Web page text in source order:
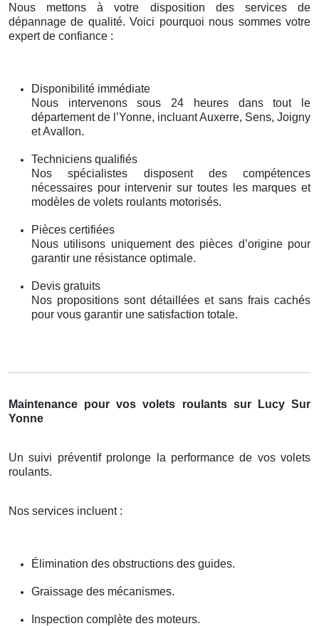
Nous mettons à votre disposition des services de
dépannage de qualité. Voici pourquoi nous sommes votre
expert de confiance :
Disponibilité immédiate
Nous intervenons sous 24 heures dans tout le
département de l’Yonne, incluant Auxerre, Sens, Joigny
et Avallon.
Techniciens qualifiés
Nos spécialistes disposent des compétences
nécessaires pour intervenir sur toutes les marques et
modèles de volets roulants motorisés.
Pièces certifiées
Nous utilisons uniquement des pièces d’origine pour
garantir une résistance optimale.
Devis gratuits
Nos propositions sont détaillées et sans frais cachés
pour vous garantir une satisfaction totale.
Maintenance pour vos volets roulants sur Lucy Sur
Yonne
Un suivi préventif prolonge la performance de vos volets
roulants.
Nos services incluent :
Élimination des obstructions des guides.
Graissage des mécanismes.
Inspection complète des moteurs.